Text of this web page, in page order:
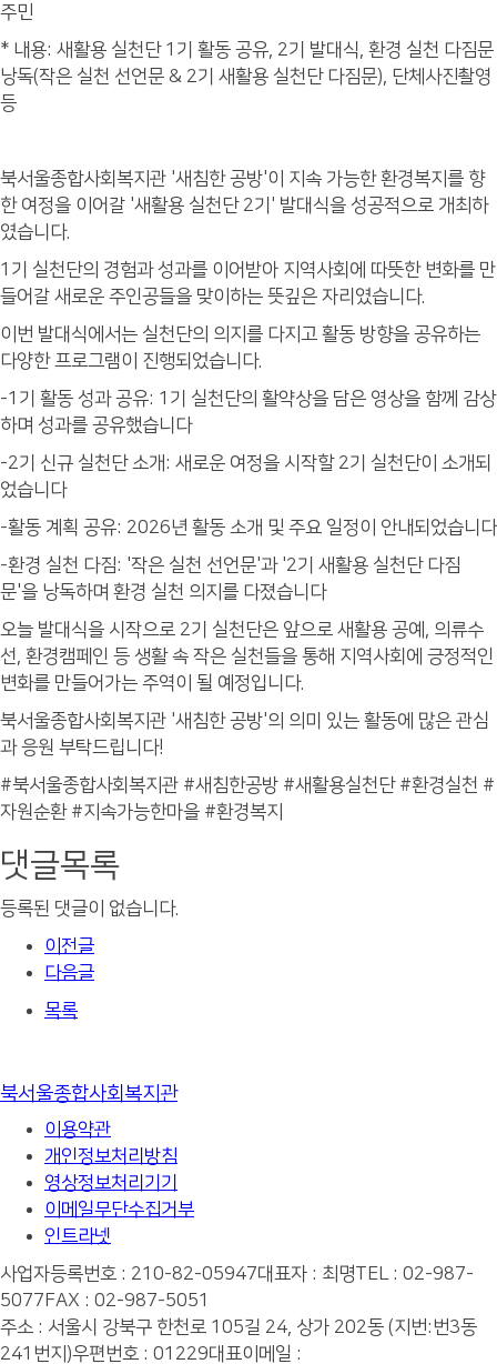
주민
* 내용: 새활용 실천단 1기 활동 공유, 2기 발대식, 환경 실천 다짐문
낭독(작은 실천 선언문 & 2기 새활용 실천단 다짐문), 단체사진촬영
등
북서울종합사회복지관 '새침한 공방'이 지속 가능한 환경복지를 향
한 여정을 이어갈 '새활용 실천단 2기' 발대식을 성공적으로 개최하
였습니다.
1기 실천단의 경험과 성과를 이어받아 지역사회에 따뜻한 변화를 만
들어갈 새로운 주인공들을 맞이하는 뜻깊은 자리였습니다.
이번 발대식에서는 실천단의 의지를 다지고 활동 방향을 공유하는
다양한 프로그램이 진행되었습니다.
-1기 활동 성과 공유: 1기 실천단의 활약상을 담은 영상을 함께 감상
하며 성과를 공유했습니다
-2기 신규 실천단 소개: 새로운 여정을 시작할 2기 실천단이 소개되
었습니다
-활동 계획 공유: 2026년 활동 소개 및 주요 일정이 안내되었습니다
-환경 실천 다짐: '작은 실천 선언문'과 '2기 새활용 실천단 다짐
문'을 낭독하며 환경 실천 의지를 다졌습니다
오늘 발대식을 시작으로 2기 실천단은 앞으로 새활용 공예, 의류수
선, 환경캠페인 등 생활 속 작은 실천들을 통해 지역사회에 긍정적인
변화를 만들어가는 주역이 될 예정입니다.
북서울종합사회복지관 '새침한 공방'의 의미 있는 활동에 많은 관심
과 응원 부탁드립니다!
#북서울종합사회복지관 #새침한공방 #새활용실천단 #환경실천 #
자원순환 #지속가능한마을 #환경복지
댓글목록
등록된 댓글이 없습니다.
이전글
다음글
목록
북서울종합사회복지관
이용약관
개인정보처리방침
영상정보처리기기
이메일무단수집거부
인트라넷
사업자등록번호 : 210-82-05947대표자 : 최명TEL : 02-987-
5077 FAX : 02-987-5051
주소 : 서울시 강북구 한천로 105길 24, 상가 202동 (지번:번3동
241번지)우편번호 : 01229대표이메일 :